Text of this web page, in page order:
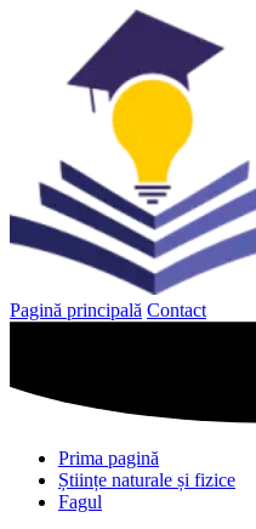
Pagină principală Contact
Prima pagină
Științe naturale și fizice
Fagul